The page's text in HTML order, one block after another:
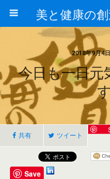
2018年9月4
今日も一日
共有 ツイート
Save